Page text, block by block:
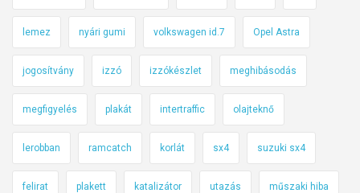
lemez nyári gumi volkswagen id.7 Opel Astra
jogosítvány izzó izzókészlet meghibásodás
megfigyelés plakát intertraffic olajteknő
lerobban ramcatch korlát sx4 suzuki sx4
felirat plakett katalizátor utazás műszaki hiba